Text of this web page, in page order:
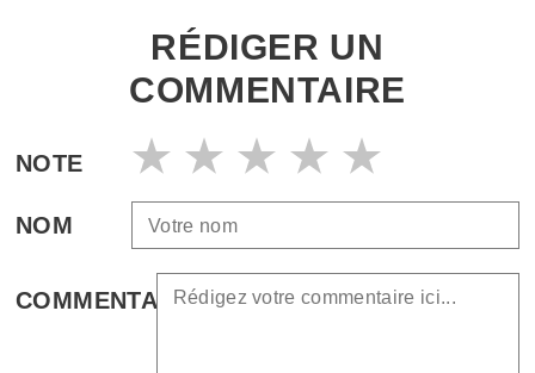
RÉDIGER UN
COMMENTAIRE
NOTE
NOM
COMMENTAIRE